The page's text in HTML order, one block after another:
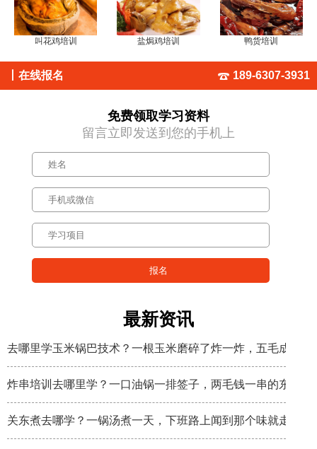
叫花鸡培训 盐焗鸡培训 鸭货培训
在线报名 189-6307-3931
免费领取学习资料
留言立即发送到您的手机上
最新资讯
去哪里学玉米锅巴技术？一根玉米磨碎了炸一炸，五毛成本卖
炸串培训去哪里学？一口油锅一排签子，两毛钱一串的东西炸
关东煮去哪学？一锅汤煮一天，下班路上闻到那个味就走不动